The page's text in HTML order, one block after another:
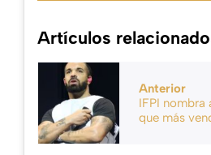
Artículos
Anterior
IFPI nombra
que más